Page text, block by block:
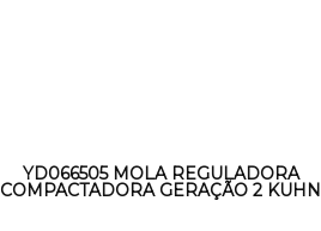
YD066505 MOLA REGULADORA
COMPACTADORA GERAÇÃO 2 KUHN